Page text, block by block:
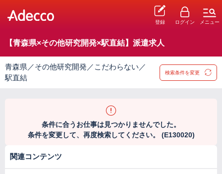
登録 ログイン メニュー
【青森県×その他研究開発×駅直結】派遣求人
青森県／その他研究開発／こだわらない／
駅直結
検索条件を変更
条件に合うお仕事は見つかりませんでした。
条件を変更して、再度検索してください。 (E130020)
関連コンテンツ